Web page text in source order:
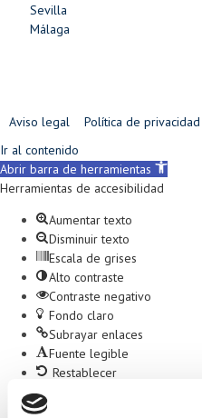
Sevilla
Málaga
Aviso legal Política de privacidad
Ir al contenido
Abrir barra de herramientas
Herramientas de accesibilidad
Aumentar texto
Disminuir texto
Escala de grises
Alto contraste
Contraste negativo
Fondo claro
Subrayar enlaces
Fuente legible
Restablecer